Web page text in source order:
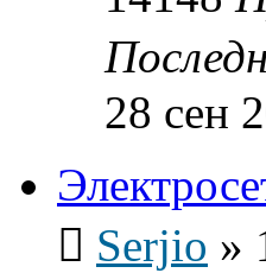
28 сен
Serjio »